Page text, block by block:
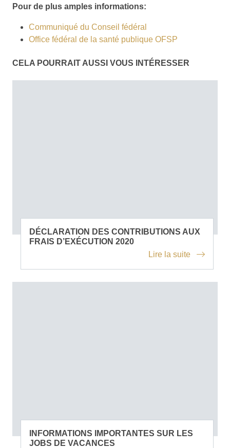
Pour de plus amples informations:
Communiqué du Conseil fédéral
Office fédéral de la santé publique OFSP
CELA POURRAIT AUSSI VOUS INTÉRESSER
DÉCLARATION DES CONTRIBUTIONS AUX
FRAIS D’EXÉCUTION 2020
Lire la suite
INFORMATIONS IMPORTANTES SUR LES
JOBS DE VACANCES